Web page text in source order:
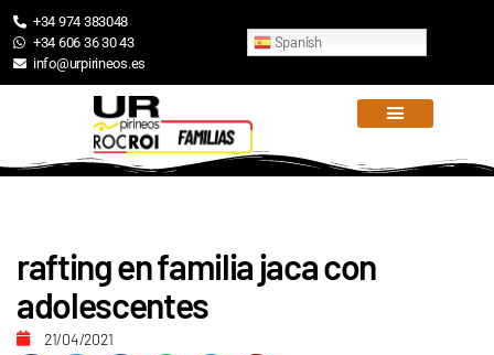
+34 974 383048
+34 606 36 30 43
info@urpirineos.es
Spanish
rafting en familia jaca con
adolescentes
21/04/2021